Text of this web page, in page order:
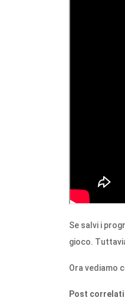
Se salvi i
gioco.
Ora vediamo
Post